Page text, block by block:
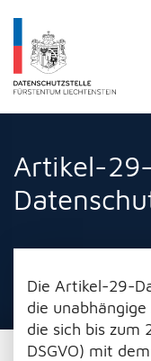
Artikel-29-
Die Artikel-29-
die
die sich bis zum
DSGVO) mit